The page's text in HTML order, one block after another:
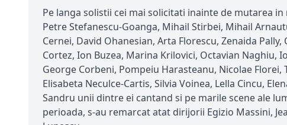
Pe langa solistii cei mai solicitati inainte de mutarea
Petre Stefanescu-Goanga, Mihail Stirbei, Mihail
Cernei, David Ohanesian, Arta Florescu, Zenaida
Cortez, Ion Buzea, Marina Krilovici, Octavian Naghiu,
George Corbeni, Pompeiu Harasteanu, Nicolae
Elisabeta Neculce-Cartis, Silvia Voinea, Lella Cincu,
Sandru unii dintre ei cantand si pe marile scene ale
perioada, s-au remarcat atat dirijorii Egizio Massini,